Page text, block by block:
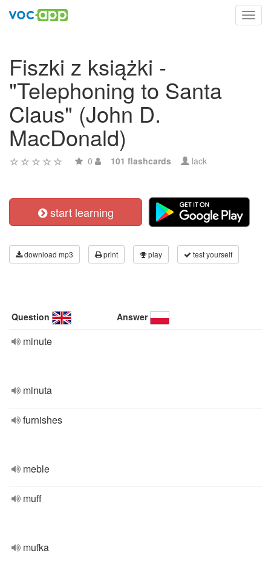
Fiszki z książki -
"Telephoning to Santa
Claus" (John D.
MacDonald)
0 101 flashcards lack
start learning
download mp3 print play test yourself
Question Answer
minute
minuta
furnishes
meble
muff
mufka